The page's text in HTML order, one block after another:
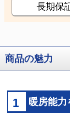
長期保
商品の魅力
1 暖房能